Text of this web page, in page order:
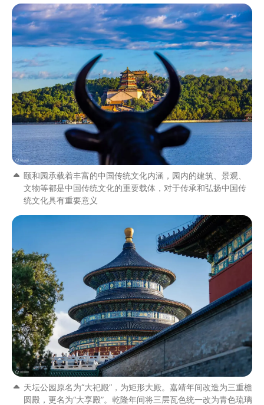
颐和园承载着丰富的中国传统文化内涵，园内的建筑、景观、
文物等都是中国传统文化的重要载体，对于传承和弘扬中国传
统文化具有重要意义
天坛公园原名为“大祀殿”，为矩形大殿。嘉靖年间改造为三重檐
圆殿，更名为“大享殿”。乾隆年间将三层瓦色统一改为青色琉璃